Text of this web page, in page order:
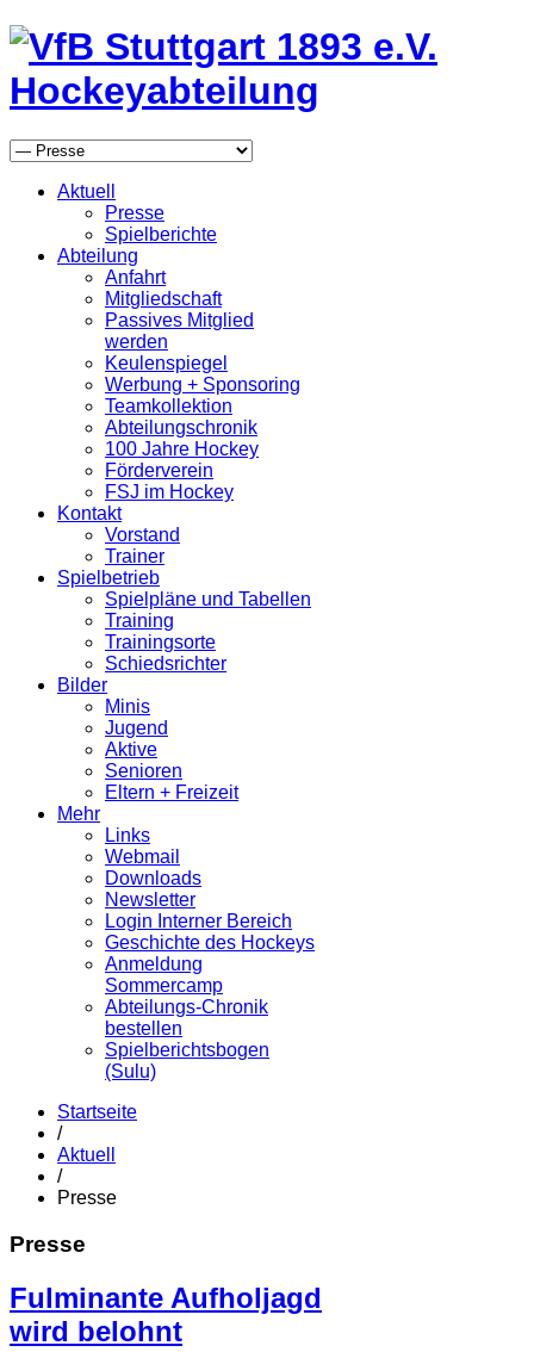
Aktuell
Presse
Spielberichte
Abteilung
Anfahrt
Mitgliedschaft
Passives Mitglied
werden
Keulenspiegel
Werbung + Sponsoring
Teamkollektion
Abteilungschronik
100 Jahre Hockey
Förderverein
FSJ im Hockey
Kontakt
Vorstand
Trainer
Spielbetrieb
Spielpläne und Tabellen
Training
Trainingsorte
Schiedsrichter
Bilder
Minis
Jugend
Aktive
Senioren
Eltern + Freizeit
Mehr
Links
Webmail
Downloads
Newsletter
Login Interner Bereich
Geschichte des Hockeys
Anmeldung
Sommercamp
Abteilungs-Chronik
bestellen
Spielberichtsbogen
(Sulu)
Startseite
/
Aktuell
/
Presse
Presse
Fulminante Aufholjagd
wird belohnt